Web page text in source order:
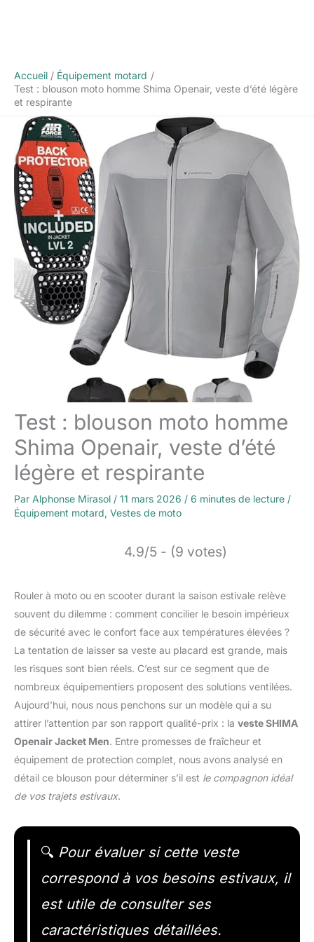
Accueil
Équipement motard
Test : blouson moto homme Shima Openair, veste d’été légère
et respirante
Test : blouson moto homme
Shima Openair, veste d’été
légère et respirante
Par Alphonse Mirasol / 11 mars 2026 / 6 minutes de lecture /
Équipement motard, Vestes de moto
4.9/5 - (9 votes)
Rouler à moto ou en scooter durant la saison estivale relève
souvent du dilemme : comment concilier le besoin impérieux
de sécurité avec le confort face aux températures élevées ?
La tentation de laisser sa veste au placard est grande, mais
les risques sont bien réels. C’est sur ce segment que de
nombreux équipementiers proposent des solutions ventilées.
Aujourd’hui, nous nous penchons sur un modèle qui a su
attirer l’attention par son rapport qualité-prix : la veste SHIMA
Openair Jacket Men. Entre promesses de fraîcheur et
équipement de protection complet, nous avons analysé en
détail ce blouson pour déterminer s’il est le compagnon idéal
de vos trajets estivaux.
🔍 Pour évaluer si cette veste
correspond à vos besoins estivaux, il
est utile de consulter ses
caractéristiques détaillées.